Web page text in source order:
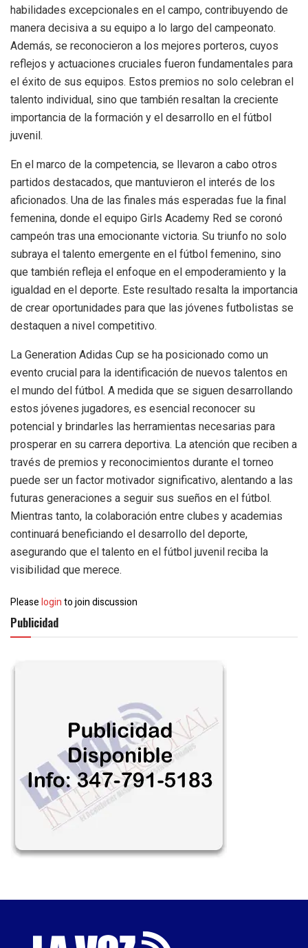
habilidades excepcionales en el campo, contribuyendo de
manera decisiva a su equipo a lo largo del campeonato.
Además, se reconocieron a los mejores porteros, cuyos
reflejos y actuaciones cruciales fueron fundamentales para
el éxito de sus equipos. Estos premios no solo celebran el
talento individual, sino que también resaltan la creciente
importancia de la formación y el desarrollo en el fútbol
juvenil.
En el marco de la competencia, se llevaron a cabo otros
partidos destacados, que mantuvieron el interés de los
aficionados. Una de las finales más esperadas fue la final
femenina, donde el equipo Girls Academy Red se coronó
campeón tras una emocionante victoria. Su triunfo no solo
subraya el talento emergente en el fútbol femenino, sino
que también refleja el enfoque en el empoderamiento y la
igualdad en el deporte. Este resultado resalta la importancia
de crear oportunidades para que las jóvenes futbolistas se
destaquen a nivel competitivo.
La Generation Adidas Cup se ha posicionado como un
evento crucial para la identificación de nuevos talentos en
el mundo del fútbol. A medida que se siguen desarrollando
estos jóvenes jugadores, es esencial reconocer su
potencial y brindarles las herramientas necesarias para
prosperar en su carrera deportiva. La atención que reciben a
través de premios y reconocimientos durante el torneo
puede ser un factor motivador significativo, alentando a las
futuras generaciones a seguir sus sueños en el fútbol.
Mientras tanto, la colaboración entre clubes y academias
continuará beneficiando el desarrollo del deporte,
asegurando que el talento en el fútbol juvenil reciba la
visibilidad que merece.
Pleaseloginto join discussion
Publicidad